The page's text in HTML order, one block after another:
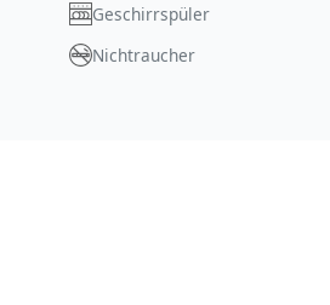
Geschirrspüler
Nichtraucher